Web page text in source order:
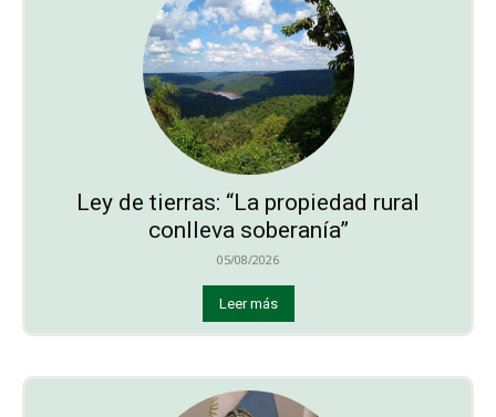
Ley de tierras: “La propiedad rural
conlleva soberanía”
05/08/2026
Leer más